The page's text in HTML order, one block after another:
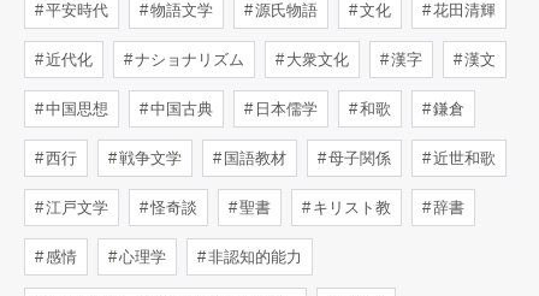
平安時代 物語文学 源氏物語 文化 花田清輝
近代化 ナショナリズム 大衆文化 漢字 漢文
中国思想 中国古典 日本儒学 和歌 鎌倉
西行 戦争文学 国語教材 母子関係 近世和歌
江戸文学 怪奇談 聖書 キリスト教 辞書
感情 心理学 非認知的能力